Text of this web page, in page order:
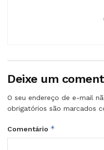
Deixe um
O seu endereço de e-mail
obrigatórios são marcados
Comentário *